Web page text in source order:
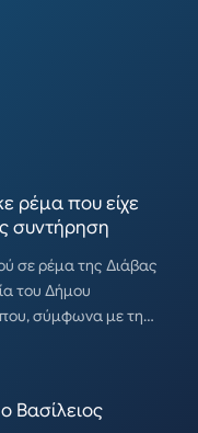
ρέμα που είχε
συντήρηση
σε ρέμα της Διάβας
του Δήμου
σύμφωνα με τη…
Βασίλειος